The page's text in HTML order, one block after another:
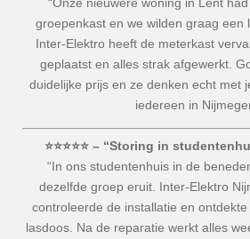
groepenkast en we wilden graag een
Inter-Elektro heeft de meterkast
geplaatst en alles strak afgewerkt.
duidelijke prijs en ze denken echt met
iedereen in
⭐⭐⭐⭐⭐ – “Storing in
“In ons studentenhuis in de
dezelfde groep eruit. Inter-Elektro
controleerde de installatie en
lasdoos. Na de reparatie werkt alles